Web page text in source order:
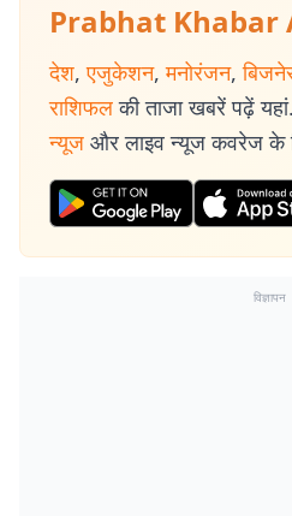
Prabhat Khabar
देश, एजुकेशन, मनोरंजन,
राशिफल की ताजा खबरें पढ़ें
न्यूज और लाइव न्यूज कवरेज के
विज्ञापन